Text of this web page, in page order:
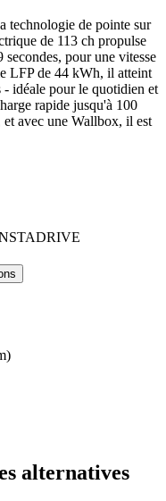
technologie de pointe sur
de 113 ch propulse
pour une vitesse
LFP de 44 kWh, il atteint
idéale pour le quotidien et
rapide jusqu'à 100
et avec une Wallbox, il est
alternatives